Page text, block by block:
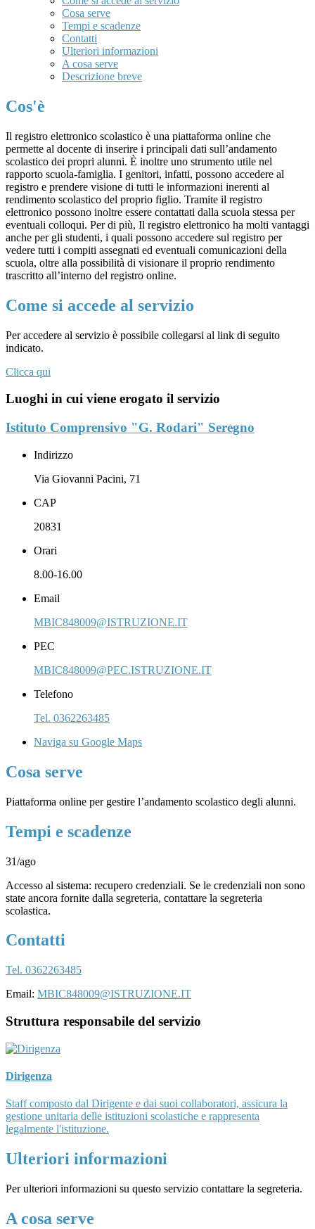
Cosa serve
Tempi e scadenze
Contatti
Ulteriori informazioni
A cosa serve
Descrizione breve
Cos'è
Il registro elettronico scolastico è una piattaforma online che
permette al docente di inserire i principali dati sull’andamento
scolastico dei propri alunni. È inoltre uno strumento utile nel
rapporto scuola-famiglia. I genitori, infatti, possono accedere al
registro e prendere visione di tutti le informazioni inerenti al
rendimento scolastico del proprio figlio. Tramite il registro
elettronico possono inoltre essere contattati dalla scuola stessa per
eventuali colloqui. Per di più, Il registro elettronico ha molti vantaggi
anche per gli studenti, i quali possono accedere sul registro per
vedere tutti i compiti assegnati ed eventuali comunicazioni della
scuola, oltre alla possibilità di visionare il proprio rendimento
trascritto all’interno del registro online.
Come si accede al servizio
Per accedere al servizio è possibile collegarsi al link di seguito
indicato.
Clicca qui
Luoghi in cui viene erogato il servizio
Istituto Comprensivo "G. Rodari" Seregno
Indirizzo
Via Giovanni Pacini, 71
CAP
20831
Orari
8.00-16.00
Email
MBIC848009@ISTRUZIONE.IT
PEC
MBIC848009@PEC.ISTRUZIONE.IT
Telefono
Tel. 0362263485
Naviga su Google Maps
Cosa serve
Piattaforma online per gestire l’andamento scolastico degli alunni.
Tempi e scadenze
31/ago
Accesso al sistema: recupero credenziali. Se le credenziali non sono
state ancora fornite dalla segreteria, contattare la segreteria
scolastica.
Contatti
Tel. 0362263485
Email: MBIC848009@ISTRUZIONE.IT
Struttura responsabile del servizio
Dirigenza
Staff composto dal Dirigente e dai suoi collaboratori, assicura la
gestione unitaria delle istituzioni scolastiche e rappresenta
legalmente l'istituzione.
Ulteriori informazioni
Per ulteriori informazioni su questo servizio contattare la segreteria.
A cosa serve